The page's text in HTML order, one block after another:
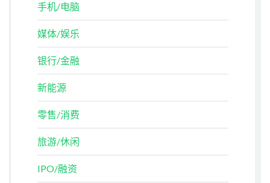
手机/电脑
媒体/娱乐
银行/金融
新能源
零售/消费
旅游/休闲
IPO/融资